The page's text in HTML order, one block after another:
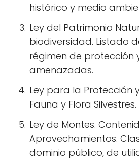
histórico y medio
Ley del Patrimonio
biodiversidad. Listado
régimen de protección
amenazadas.
Ley para la Protección
Fauna y Flora Silvestres.
Ley de Montes.
Aprovechamientos.
dominio público, de